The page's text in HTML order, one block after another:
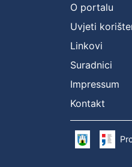
O portalu
Uvjeti
Linkovi
Suradnici
Impressum
Kontakt